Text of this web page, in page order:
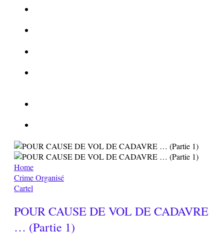
Home
Crime Organisé
Cartel
POUR CAUSE DE VOL DE CADAVRE
… (Partie 1)